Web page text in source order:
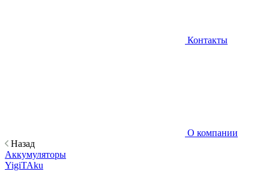
Контакты
О компании
Назад
Аккумуляторы
YigiTAku